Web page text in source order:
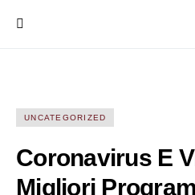
UNCATEGORIZED
Coronavirus E
Migliori